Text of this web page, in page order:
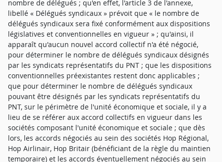
nombre de délégués ; qu'en effet, l'article 3 de l'annexe,
libellé « Délégués syndicaux » prévoit que « le nombre de
délégués syndicaux sera fixé conformément aux dispositions
législatives et conventionnelles en vigueur » ; qu'ainsi, il
apparaît qu'aucun nouvel accord collectif n'a été négocié,
pour déterminer le nombre de délégués syndicaux désignés
par les syndicats représentatifs du PNT ; que les dispositions
conventionnelles préexistantes restent donc applicables ;
que pour déterminer le nombre de délégués syndicaux
pouvant être désignés par les syndicats représentatifs du
PNT, sur le périmètre de l'unité économique et sociale, il y a
lieu de se référer aux accord collectifs en vigueur dans les
sociétés composant l'unité économique et sociale ; que dès
lors, les accords négociés au sein des sociétés Hop Régional,
Hop Airlinair, Hop Britair (bénéficiant de la règle du maintien
temporaire) et les accords éventuellement négociés au sein